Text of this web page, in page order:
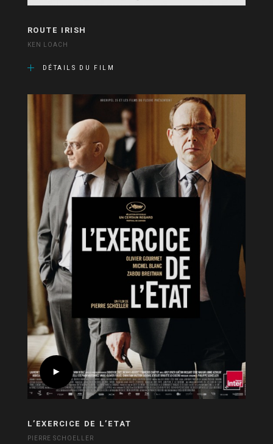
ROUTE IRISH
KEN LOACH
DÉTAILS DU FILM
L’EXERCICE DE L’ETAT
PIERRE SCHOELLER